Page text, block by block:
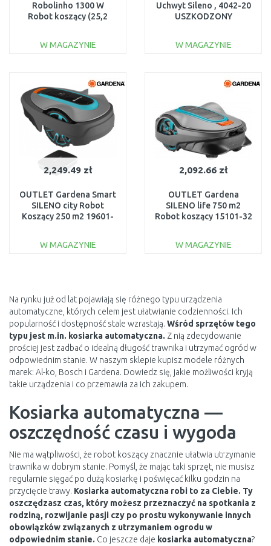
Robolinho 1300 W
Robot koszący (25,2
W MAGAZYNIE
Do porównania
Uchwyt Sileno , 4042-20
USZKODZONY
W MAGAZYNIE
Do porównania
2,249.49 zł
OUTLET Gardena Smart
SILENO city Robot
Koszący 250 m2 19601-
W MAGAZYNIE
2,092.66 zł
OUTLET Gardena
SILENO life 750 m2
Robot koszący 15101-32
W MAGAZYNIE
Na rynku już od lat pojawiają się różnego typu urządzenia
automatyczne, których celem jest ułatwianie codzienności. Ich
popularność i dostępność stale wzrastają. Wśród sprzętów tego
typu jest m.in. kosiarka automatyczna. Z nią zdecydowanie
prościej jest zadbać o idealną długość trawnika i utrzymać ogród w
odpowiednim stanie. W naszym sklepie kupisz modele różnych
marek: Al-ko, Bosch i Gardena. Dowiedz się, jakie możliwości kryją
takie urządzenia i co przemawia za ich zakupem.
Kosiarka automatyczna —
oszczędność czasu i wygoda
Nie ma wątpliwości, że robot koszący znacznie ułatwia utrzymanie
trawnika w dobrym stanie. Pomyśl, że mając taki sprzęt, nie musisz
regularnie sięgać po dużą kosiarkę i poświęcać kilku godzin na
przycięcie trawy. Kosiarka automatyczna robi to za Ciebie. Ty
oszczędzasz czas, który możesz przeznaczyć na spotkania z
rodziną, rozwijanie pasji czy po prostu wykonywanie innych
obowiązków związanych z utrzymaniem ogrodu w
odpowiednim stanie. Co jeszcze daje kosiarka automatyczna?